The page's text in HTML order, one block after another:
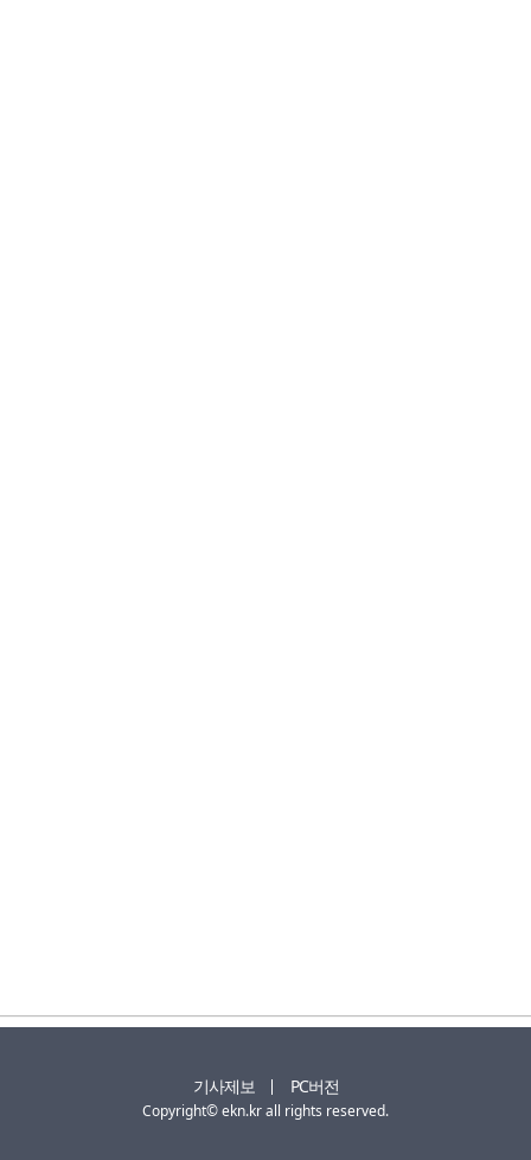
기사제보 PC버전
Copyright© ekn.kr all rights reserved.